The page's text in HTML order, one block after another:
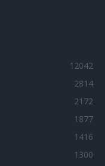
12042
2814
2172
1877
1416
1300